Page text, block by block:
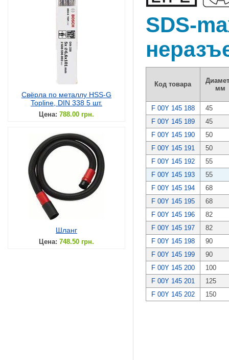
Свёрла по металлу HSS-G
Topline, DIN 338 5 шт.
Цена: 788.00 грн.
Шланг
Цена: 748.50 грн.
SDS-
Код товара
мм
F 00Y 145 188
45
F 00Y 145 189
45
F 00Y 145 190
50
F 00Y 145 191
50
F 00Y 145 192
55
F 00Y 145 193
55
F 00Y 145 194
68
F 00Y 145 195
68
F 00Y 145 196
82
F 00Y 145 197
82
F 00Y 145 198
90
F 00Y 145 199
90
F 00Y 145 200
100
F 00Y 145 201
125
F 00Y 145 202
150